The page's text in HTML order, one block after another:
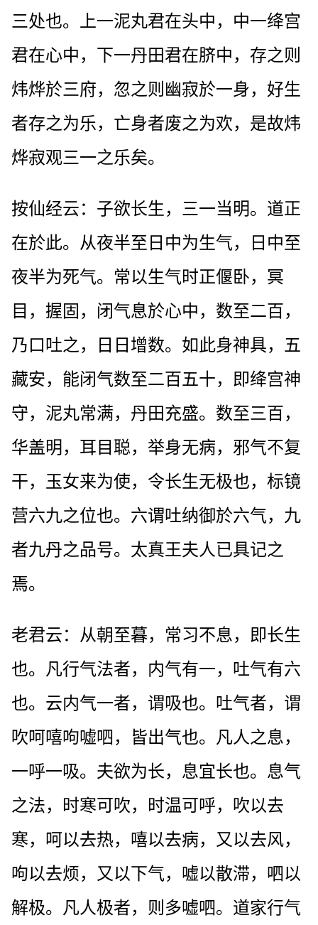
三处也。上一泥丸君在头中，中一绛宫
君在心中，下一丹田君在脐中，存之则
炜烨於三府，忽之则幽寂於一身，好生
者存之为乐，亡身者废之为欢，是故炜
烨寂观三一之乐矣。
按仙经云：子欲长生，三一当明。道正
在於此。从夜半至日中为生气，日中至
夜半为死气。常以生气时正偃卧，冥
目，握固，闭气息於心中，数至二百，
乃口吐之，日日增数。如此身神具，五
藏安，能闭气数至二百五十，即绛宫神
守，泥丸常满，丹田充盛。数至三百，
华盖明，耳目聪，举身无病，邪气不复
干，玉女来为使，令长生无极也，标镜
营六九之位也。六谓吐纳御於六气，九
者九丹之品号。太真王夫人已具记之
焉。
老君云：从朝至暮，常习不息，即长生
也。凡行气法者，内气有一，吐气有六
也。云内气一者，谓吸也。吐气者，谓
吹呵嘻呴嘘呬，皆出气也。凡人之息，
一呼一吸。夫欲为长，息宜长也。息气
之法，时寒可吹，时温可呼，吹以去
寒，呵以去热，嘻以去病，又以去风，
呴以去烦，又以下气，嘘以散滞，呬以
解极。凡人极者，则多嘘呬。道家行气